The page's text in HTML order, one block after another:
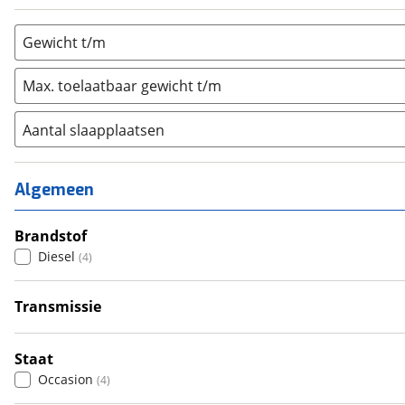
Gewicht t/m
Max. toelaatbaar gewicht t/m
Aantal slaapplaatsen
1 (0)
2 (3)
3 (1)
4 (0)
5 (0)
6+ (0)
Algemeen
Brandstof
Diesel (4)
Transmissie
Automatisch
Staat
Occasion (4)